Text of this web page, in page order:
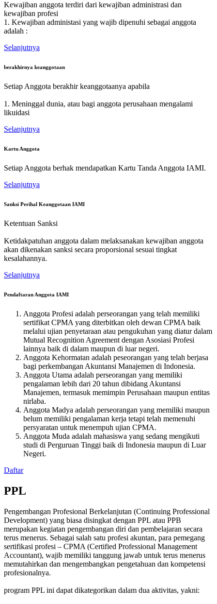
Kewajiban anggota terdiri dari kewajiban administrasi dan
kewajiban profesi
1. Kewajiban administasi yang wajib dipenuhi sebagai anggota
adalah :
Selanjutnya
berakhirnya keanggotaan
Setiap Anggota berakhir keanggotaanya apabila
1. Meninggal dunia, atau bagi anggota perusahaan mengalami
likuidasi
Selanjutnya
Kartu Anggota
Setiap Anggota berhak mendapatkan Kartu Tanda Anggota IAMI.
Selanjutnya
Sanksi Perihal Keanggotaan IAMI
Ketentuan Sanksi
Ketidakpatuhan anggota dalam melaksanakan kewajiban anggota
akan dikenakan sanksi secara proporsional sesuai tingkat
kesalahannya.
Selanjutnya
Pendaftaran Anggota IAMI
Anggota Profesi adalah perseorangan yang telah memiliki
sertifikat CPMA yang diterbitkan oleh dewan CPMA baik
melalui ujian penyetaraan atau pengukuhan yang diatur dalam
Mutual Recognition Agreement dengan Asosiasi Profesi
lainnya baik di dalam maupun di luar negeri.
Anggota Kehormatan adalah peseorangan yang telah berjasa
bagi perkembangan Akuntansi Manajemen di Indonesia.
Anggota Utama adalah perseorangan yang memiliki
pengalaman lebih dari 20 tahun dibidang Akuntansi
Manajemen, termasuk memimpin Perusahaan maupun entitas
nirlaba.
Anggota Madya adalah perseorangan yang memiliki maupun
belum memiliki pengalaman kerja tetapi telah memenuhi
persyaratan untuk menempuh ujian CPMA.
Anggota Muda adalah mahasiswa yang sedang mengikuti
studi di Perguruan Tinggi baik di Indonesia maupun di Luar
Negeri.
Daftar
PPL
Pengembangan Profesional Berkelanjutan (Continuing Professional
Development) yang biasa disingkat dengan PPL atau PPB
merupakan kegiatan pengembangan diri dan pembelajaran secara
terus menerus. Sebagai salah satu profesi akuntan, para pemegang
sertifikasi profesi – CPMA (Certified Professional Management
Accountant), wajib memiliki tanggung jawab untuk terus menerus
memutahirkan dan mengembangkan pengetahuan dan kompetensi
profesionalnya.
program PPL ini dapat dikategorikan dalam dua aktivitas, yakni: